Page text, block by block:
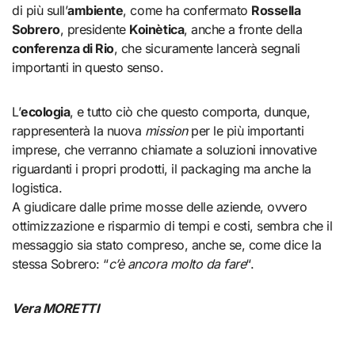
di più sull’ambiente, come ha confermato Rossella
Sobrero, presidente Koinètica, anche a fronte della
conferenza di Rio, che sicuramente lancerà segnali
importanti in questo senso.
L’ecologia, e tutto ciò che questo comporta, dunque,
rappresenterà la nuova missionper le più importanti
imprese, che verranno chiamate a soluzioni innovative
riguardanti i propri prodotti, il packaging ma anche la
logistica.
A giudicare dalle prime mosse delle aziende, ovvero
ottimizzazione e risparmio di tempi e costi, sembra che il
messaggio sia stato compreso, anche se, come dice la
stessa Sobrero: “c’è ancora molto da fare“.
Vera MORETTI